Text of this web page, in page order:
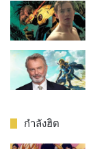
กำลังฮิต